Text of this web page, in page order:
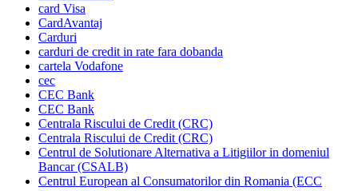
card Visa
CardAvantaj
Carduri
carduri de credit in rate fara dobanda
cartela Vodafone
cec
CEC Bank
CEC Bank
Centrala Riscului de Credit (CRC)
Centrala Riscului de Credit (CRC)
Centrul de Solutionare Alternativa a Litigiilor in domeniul
Bancar (CSALB)
Centrul European al Consumatorilor din Romania (ECC